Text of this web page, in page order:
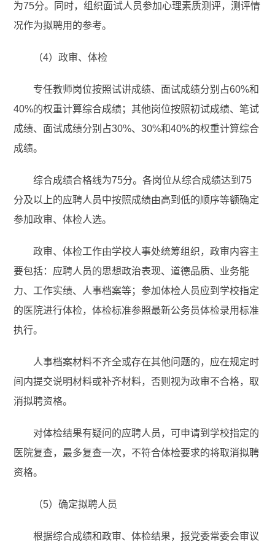
为75分。同时，组织面试人员参加心理素质测评，测评情
况作为拟聘用的参考。
（4）政审、体检
专任教师岗位按照试讲成绩、面试成绩分别占60%和
40%的权重计算综合成绩；其他岗位按照初试成绩、笔试
成绩、面试成绩分别占30%、30%和40%的权重计算综合
成绩。
综合成绩合格线为75分。各岗位从综合成绩达到75
分及以上的应聘人员中按照成绩由高到低的顺序等额确定
参加政审、体检人选。
政审、体检工作由学校人事处统筹组织，政审内容主
要包括：应聘人员的思想政治表现、道德品质、业务能
力、工作实绩、人事档案等；参加体检人员应到学校指定
的医院进行体检，体检标准参照最新公务员体检录用标准
执行。
人事档案材料不齐全或存在其他问题的，应在规定时
间内提交说明材料或补齐材料，否则视为政审不合格，取
消拟聘资格。
对体检结果有疑问的应聘人员，可申请到学校指定的
医院复查，最多复查一次，不符合体检要求的将取消拟聘
资格。
（5）确定拟聘人员
根据综合成绩和政审、体检结果，报党委常委会审议